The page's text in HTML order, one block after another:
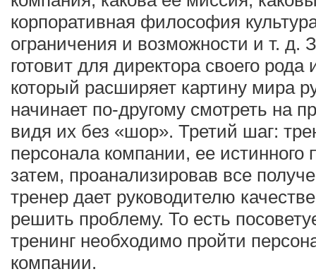
корпоративная философия
ограничения и возможности и т. д.
готовит для директора своего рода
который расширяет картину мира
начинает по-другому смотреть на
видя их без «шор». Третий шаг:
персонала компании, ее истинного
затем, проанализировав все
тренер дает руководителю
решить проблему. То есть
тренинг необходимо пройти
компании.